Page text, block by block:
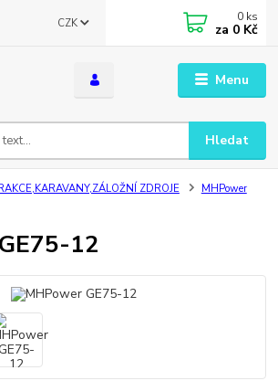
Menu
CZK
Hledat
0 ks
za 0 Kč
ZDROJE
MHPower
12